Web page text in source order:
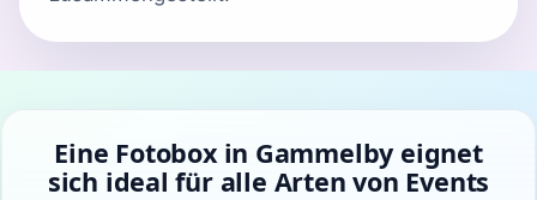
Eine Fotobox in Gammelby eignet
sich ideal für alle Arten von Events